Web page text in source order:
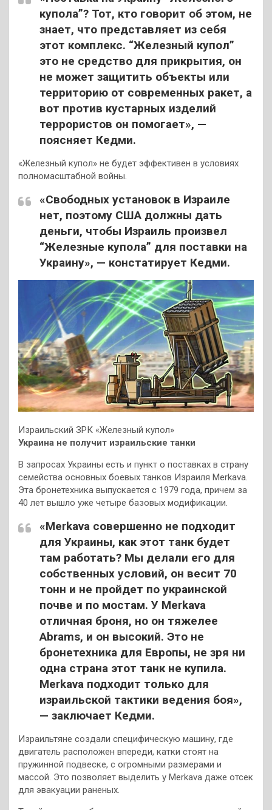
купола”? Тот, кто говорит об этом, не
знает, что представляет из себя
этот комплекс. “Железный купол”
это не средство для прикрытия, он
не может защитить объекты или
территорию от современных ракет, а
вот против кустарных изделий
террористов он помогает», —
поясняет Кедми.
«Железный купол» не будет эффективен в условиях
полномасштабной войны.
«Свободных установок в Израиле
нет, поэтому США должны дать
деньги, чтобы Израиль произвел
“Железные купола” для поставки на
Украину», — констатирует Кедми.
Израильский ЗРК «Железный купол»
Украина не получит израильские танки
В запросах Украины есть и пункт о поставках в страну
семейства основных боевых танков Израиля Merkava.
Эта бронетехника выпускается с 1979 года, причем за
40 лет вышло уже четыре базовых модификации.
«Merkava совершенно не подходит
для Украины, как этот танк будет
там работать? Мы делали его для
собственных условий, он весит 70
тонн и не пройдет по украинской
почве и по мостам. У Merkava
отличная броня, но он тяжелее
Abrams, и он высокий. Это не
бронетехника для Европы, не зря ни
одна страна этот танк не купила.
Merkava подходит только для
израильской тактики ведения боя»,
— заключает Кедми.
Израильтяне создали специфическую машину, где
двигатель расположен впереди, катки стоят на
пружинной подвеске, с огромными размерами и
массой. Это позволяет выделить у Merkava даже отсек
для эвакуации раненых.